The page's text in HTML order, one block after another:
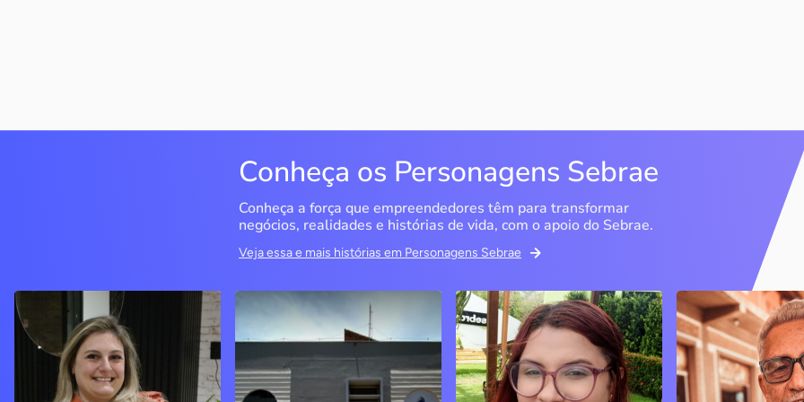
Conheça os Personagens Sebrae
Conheça a força que empreendedores têm para transformar
negócios, realidades e histórias de vida, com o apoio do Sebrae.
Veja essa e mais histórias em Personagens Sebrae
Delucci
Bento Gonçalves / RS
Sem saber muito sobre
empreendedorismo, o casal
contou com o Sebrae para
Infoecia Software
Ltda
Londrina / PR
Com mais de 20 anos de
Memória Ancestral
São Luís / MA
Ao lado da irmã e com o
apoio do Sebrae, a Memória
Ancestral utiliza inteligência
Espedito
Nova Olinda / CE
Peças criadas
cearense já foram
apresentadas em